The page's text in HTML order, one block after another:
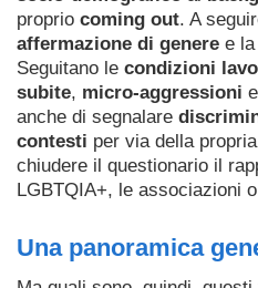
proprio coming out. A
affermazione di genere e la
Seguitano le condizioni
subite, micro-aggressioni
anche di segnalare
contesti per via della
chiudere il questionario il
LGBTQIA+, le associazioni
Una panoramica